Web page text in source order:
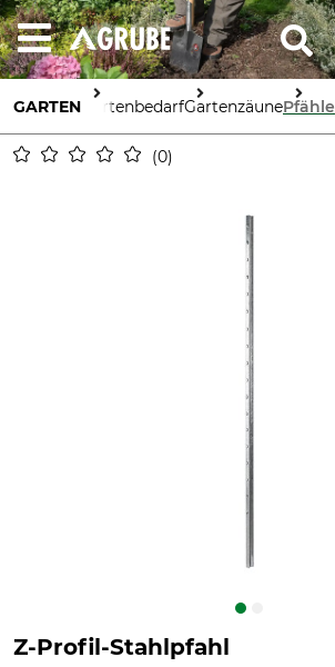
GARTEN GartenbedarfGartenzäunePfähle
0
Z-Profil-Stahlpfahl